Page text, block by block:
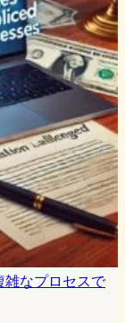
なプロセスで